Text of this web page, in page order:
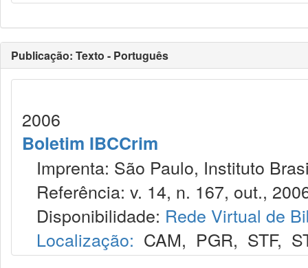
Publicação: Texto - Português
2006
Boletim IBCCrim
Imprenta: São Paulo, Instituto
Referência: v. 14, n. 167, out.,
Disponibilidade: Rede Virtual de
Localização: CAM, PGR, STF,